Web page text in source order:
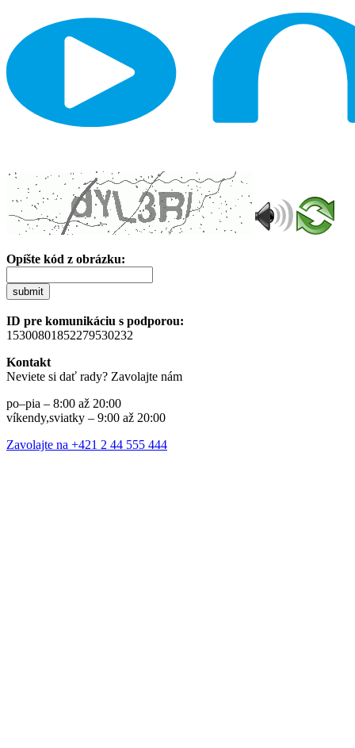
Opíšte kód z obrázku:
submit
ID pre komunikáciu s podporou:
15300801852279530232
Kontakt
Neviete si dať rady? Zavolajte nám
po–pia – 8:00 až 20:00
víkendy,sviatky – 9:00 až 20:00
Zavolajte na +421 2 44 555 444